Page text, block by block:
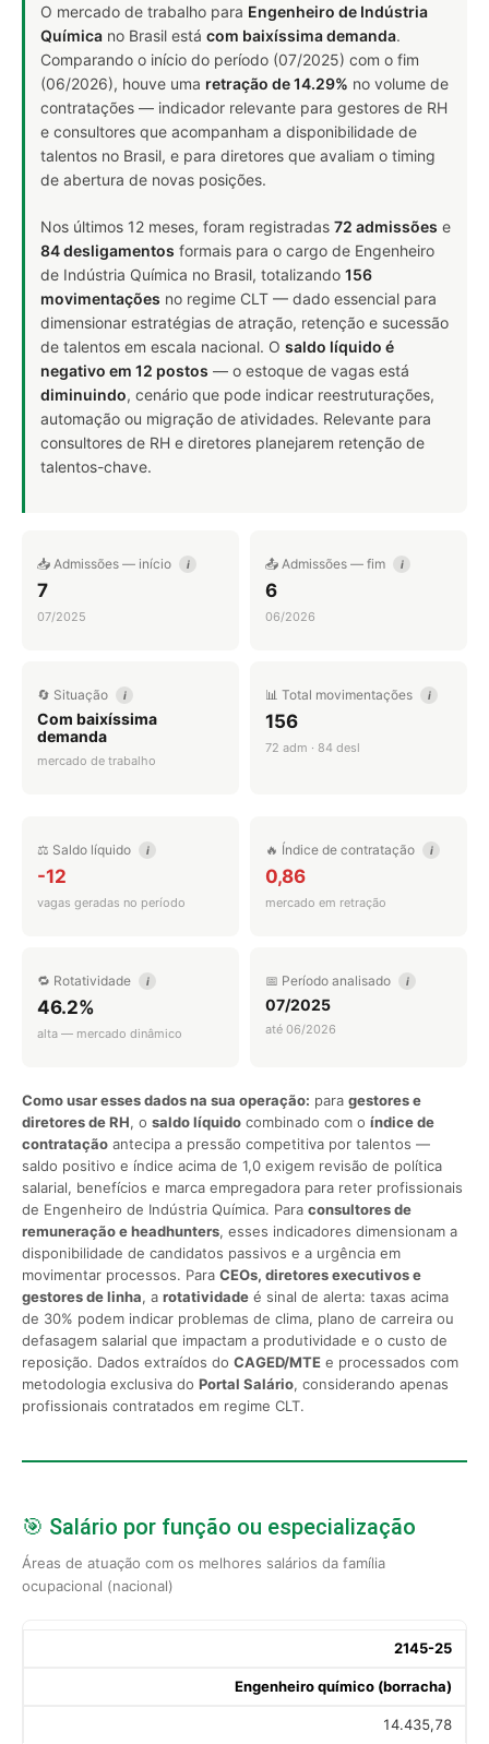
O mercado de trabalho para Engenheiro de Indústria
Química no Brasil está com baixíssima demanda.
Comparando o início do período (07/2025) com o fim
(06/2026), houve uma retração de 14.29% no volume de
contratações — indicador relevante para gestores de RH
e consultores que acompanham a disponibilidade de
talentos no Brasil, e para diretores que avaliam o timing
de abertura de novas posições.
Nos últimos 12 meses, foram registradas 72 admissões e
84 desligamentos formais para o cargo de Engenheiro
de Indústria Química no Brasil, totalizando 156
movimentações no regime CLT — dado essencial para
dimensionar estratégias de atração, retenção e sucessão
de talentos em escala nacional. O saldo líquido é
negativo em 12 postos — o estoque de vagas está
diminuindo, cenário que pode indicar reestruturações,
automação ou migração de atividades. Relevante para
consultores de RH e diretores planejarem retenção de
talentos-chave.
📥 Admissões — início i
7
07/2025
📤 Admissões — fim i
6
06/2026
🔄 Situação i
Com baixíssima
demanda
mercado de trabalho
📊 Total movimentações i
156
72 adm · 84 desl
⚖️ Saldo líquido i
-12
vagas geradas no período
🔥 Índice de contratação i
0,86
mercado em retração
🔁 Rotatividade i
46.2%
alta — mercado dinâmico
📅 Período analisado i
07/2025
até 06/2026
Como usar esses dados na sua operação: para gestores e
diretores de RH, o saldo líquido combinado com o índice de
contratação antecipa a pressão competitiva por talentos —
saldo positivo e índice acima de 1,0 exigem revisão de política
salarial, benefícios e marca empregadora para reter profissionais
de Engenheiro de Indústria Química. Para consultores de
remuneração e headhunters, esses indicadores dimensionam a
disponibilidade de candidatos passivos e a urgência em
movimentar processos. Para CEOs, diretores executivos e
gestores de linha, a rotatividade é sinal de alerta: taxas acima
de 30% podem indicar problemas de clima, plano de carreira ou
defasagem salarial que impactam a produtividade e o custo de
reposição. Dados extraídos do CAGED/MTE e processados com
metodologia exclusiva do Portal Salário, considerando apenas
profissionais contratados em regime CLT.
🎯 Salário por função ou especialização
Áreas de atuação com os melhores salários da família
ocupacional (nacional)
2145-25
Engenheiro químico (borracha)
14.435,78